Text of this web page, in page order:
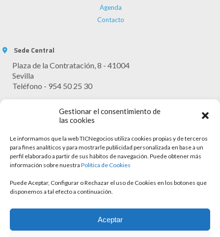
Gestionar el consentimiento de
las cookies
Le informamos que la web TICNegocios utiliza cookies propias y de terceros
para fines analíticos y para mostrarle publicidad personalizada en base a un
perfil elaborado a partir de sus hábitos de navegación. Puede obtener más
información sobre nuestra Política de Cookies
Puede Aceptar, Configurar o Rechazar el uso de Cookies en los botones que
disponemos a tal efecto a continuación.
Aceptar
Agenda
Contacto
Sede Central
Plaza de la Contratación, 8 - 41004
Sevilla
Teléfono - 954 50 25 30
Lunes - Viernes: 9:30 - 13:30
Aviso legal